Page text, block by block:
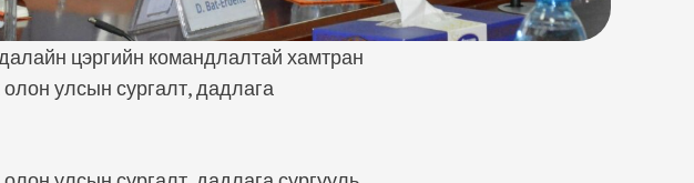
цэргийн командлалтай хамтран
улсын сургалт, дадлага